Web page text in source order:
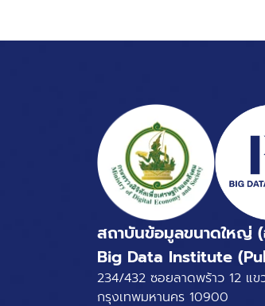
สถาบันข้อมูลขนาดใหญ่
Big Data Institute
234/432 ซอยลาดพร้าว 12 แ
กรุงเทพมหานคร 10900